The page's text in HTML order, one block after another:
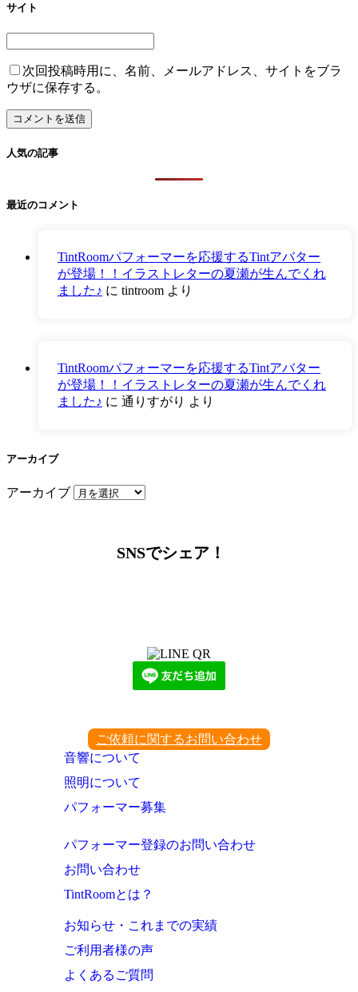
サイト
次回投稿時用に、名前、メールアドレス、サイトをブラ
ウザに保存する。
人気の記事
最近のコメント
TintRoomパフォーマーを応援するTintアバター
が登場！！イラストレターの夏瀬が生んでくれ
ました♪ に tintroom より
TintRoomパフォーマーを応援するTintアバター
が登場！！イラストレターの夏瀬が生んでくれ
ました♪ に 通りすがり より
アーカイブ
アーカイブ
SNSでシェア！
ご依頼に関するお問い合わせ
音響について
照明について
パフォーマー募集
パフォーマー登録のお問い合わせ
お問い合わせ
TintRoomとは？
お知らせ・これまでの実績
ご利用者様の声
よくあるご質問